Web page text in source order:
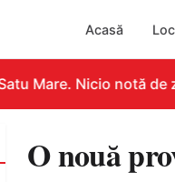
Acasă
Mare. Nicio notă de
O nouă